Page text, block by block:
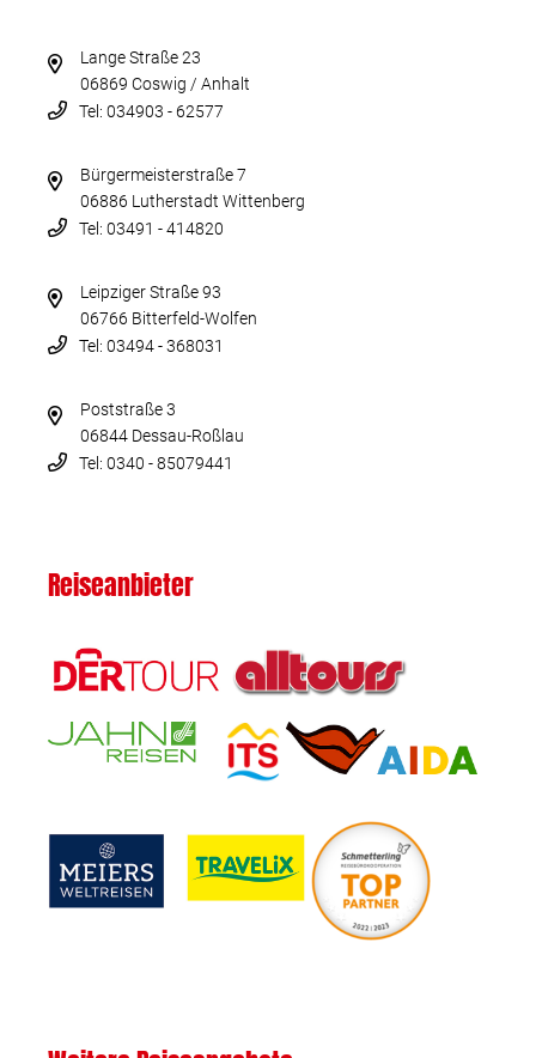
Lange Straße 23
06869 Coswig / Anhalt
Tel: 034903 - 62577
Bürgermeisterstraße 7
06886 Lutherstadt Wittenberg
Tel: 03491 - 414820
Leipziger Straße 93
06766 Bitterfeld-Wolfen
Tel: 03494 - 368031
Poststraße 3
06844 Dessau-Roßlau
Tel: 0340 - 85079441
Reiseanbieter